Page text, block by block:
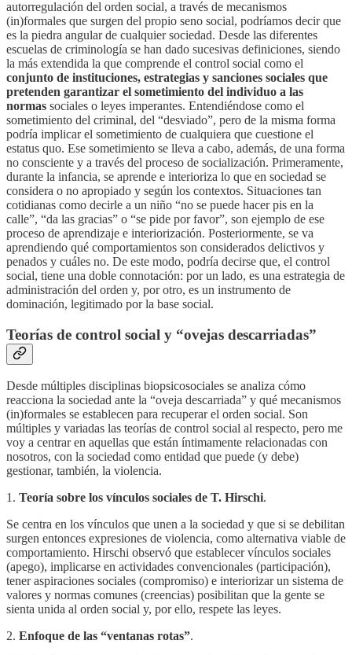
autorregulación del orden social, a través de mecanismos
(in)formales que surgen del propio seno social, podríamos decir que
es la piedra angular de cualquier sociedad. Desde las diferentes
escuelas de criminología se han dado sucesivas definiciones, siendo
la más extendida la que comprende el control social como el
conjunto de instituciones, estrategias y sanciones sociales que
pretenden garantizar el sometimiento del individuo a las
normas sociales o leyes imperantes. Entendiéndose como el
sometimiento del criminal, del “desviado”, pero de la misma forma
podría implicar el sometimiento de cualquiera que cuestione el
estatus quo. Ese sometimiento se lleva a cabo, además, de una forma
no consciente y a través del proceso de socialización. Primeramente,
durante la infancia, se aprende e interioriza lo que en sociedad se
considera o no apropiado y según los contextos. Situaciones tan
cotidianas como decirle a un niño “no se puede hacer pis en la
calle”, “da las gracias” o “se pide por favor”, son ejemplo de ese
proceso de aprendizaje e interiorización. Posteriormente, se va
aprendiendo qué comportamientos son considerados delictivos y
penados y cuáles no. De este modo, podría decirse que, el control
social, tiene una doble connotación: por un lado, es una estrategia de
administración del orden y, por otro, es un instrumento de
dominación, legitimado por la base social.
Teorías de control social y “ovejas descarriadas”
Desde múltiples disciplinas biopsicosociales se analiza cómo
reacciona la sociedad ante la “oveja descarriada” y qué mecanismos
(in)formales se establecen para recuperar el orden social. Son
múltiples y variadas las teorías de control social al respecto, pero me
voy a centrar en aquellas que están íntimamente relacionadas con
nosotros, con la sociedad como entidad que puede (y debe)
gestionar, también, la violencia.
1. Teoría sobre los vínculos sociales de T. Hirschi.
Se centra en los vínculos que unen a la sociedad y que si se debilitan
surgen entonces expresiones de violencia, como alternativa viable de
comportamiento. Hirschi observó que establecer vínculos sociales
(apego), implicarse en actividades convencionales (participación),
tener aspiraciones sociales (compromiso) e interiorizar un sistema de
valores y normas comunes (creencias) posibilitan que la gente se
sienta unida al orden social y, por ello, respete las leyes.
2. Enfoque de las “ventanas rotas”.